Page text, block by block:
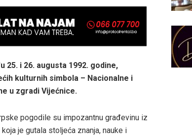
25. i 26. augusta 1992. godine,
kulturnih simbola – Nacionalne i
u zgradi Vijećnice.
pogodile su impozantnu građevinu iz
je gutala stoljeća znanja, nauke i